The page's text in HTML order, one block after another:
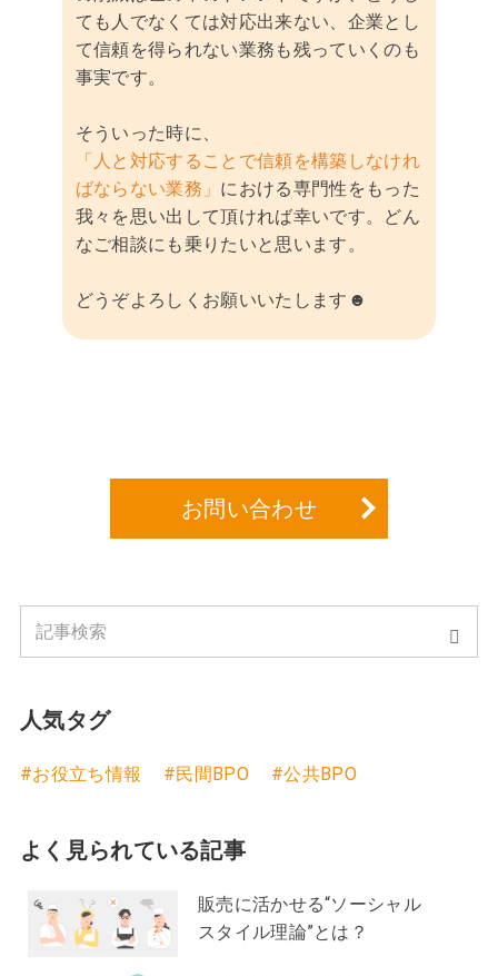
ても人でなくては対応出来ない、企業とし
て信頼を得られない業務も残っていくのも
事実です。
そういった時に、
「人と対応することで信頼を構築しなけれ
ばならない業務」 における専門性をもった
我々を思い出して頂ければ幸いです。どん
なご相談にも乗りたいと思います。
どうぞよろしくお願いいたします☻
お問い合わせ
人気タグ
#お役立ち情報 #民間BPO #公共BPO
よく見られている記事
販売に活かせる“ソーシャル
スタイル理論”とは？